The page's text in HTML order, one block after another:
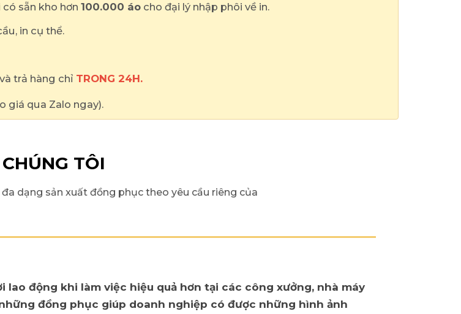
sẵn kho hơn 100.000 áo cho đại lý nhập phôi về in.
in cụ thể.
trả hàng chỉ TRONG 24H.
giá qua Zalo ngay).
TÔI
dạng sản xuất đồng phục theo yêu cầu riêng của
động khi làm việc hiệu quả hơn tại các công xưởng, nhà máy
đồng phục giúp doanh nghiệp có được những hình ảnh